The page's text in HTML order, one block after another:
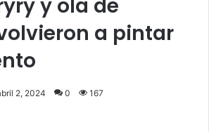
y ola de
a pintar
2, 2024 0 167